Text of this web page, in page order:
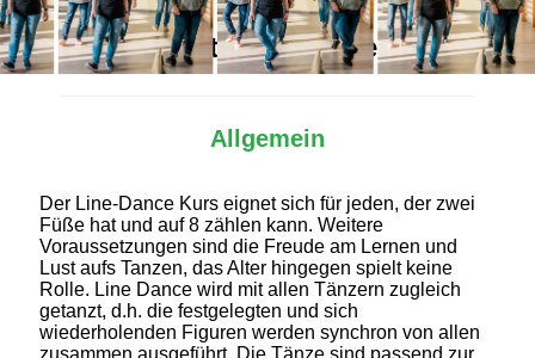
Alles Wichtige auf einen Blick
Allgemein
Der Line-Dance Kurs eignet sich für jeden, der zwei
Füße hat und auf 8 zählen kann. Weitere
Voraussetzungen sind die Freude am Lernen und
Lust aufs Tanzen, das Alter hingegen spielt keine
Rolle. Line Dance wird mit allen Tänzern zugleich
getanzt, d.h. die festgelegten und sich
wiederholenden Figuren werden synchron von allen
zusammen ausgeführt. Die Tänze sind passend zur